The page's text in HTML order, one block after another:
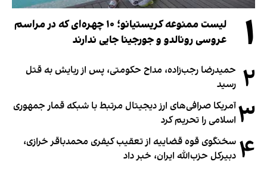
۱
لیست ممنوعه کریستیانو؛ ۱۰ چهره‌ای که در مراسم
عروسی رونالدو و جورجینا جایی ندارند
۲ حمیدرضا رجب‌زاده، مداح حکومتی، پس از ربایش به قتل
رسید
۳آمریکا صرافی‌های ارز دیجیتال مرتبط با شبکه قمار جمهوری
اسلامی را تحریم کرد
۴ سخنگوی قوه قضاییه از تعقیب کیفری محمدباقر خرازی،
دبیر‌کل حزب‌الله ایران، خبر داد